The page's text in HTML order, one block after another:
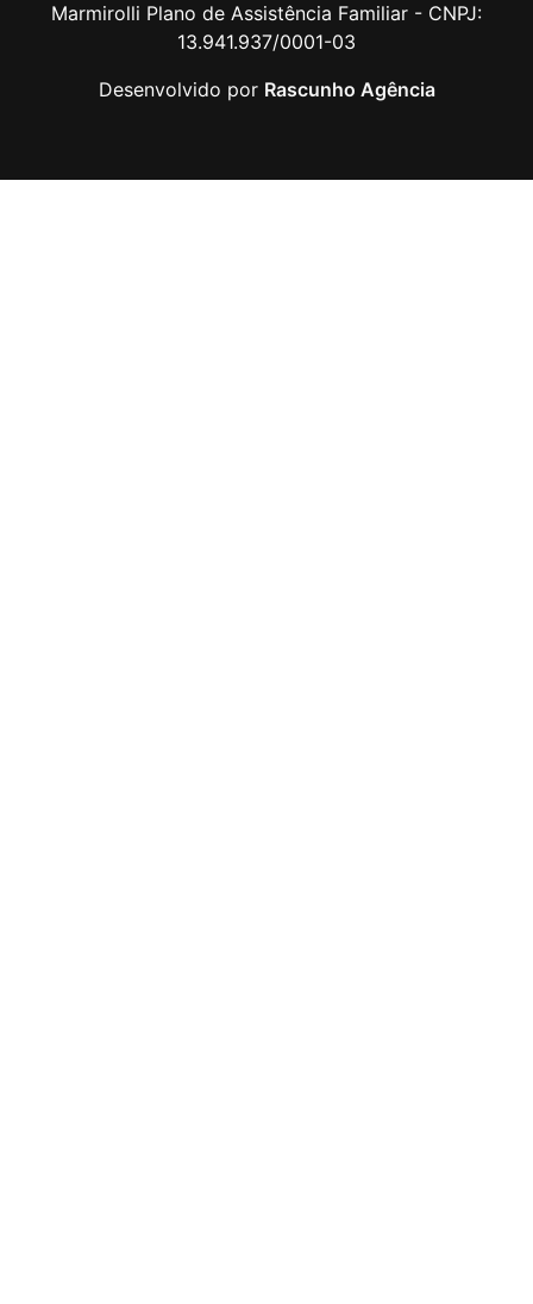
Marmirolli Plano de Assistência Familiar - CNPJ:
13.941.937/0001-03
Desenvolvido por Rascunho Agência